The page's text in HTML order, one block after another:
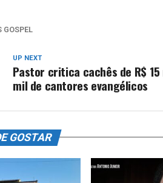
GOSPEL
UP NEXT
Pastor critica cachês de R$ 15
mil de cantores evangélicos
GOSTAR